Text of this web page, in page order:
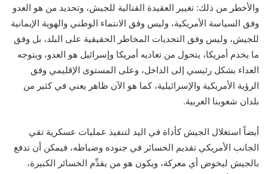
والأخطر من ذلك: تغيير العقيدة القتالية للجيش، وتحديد من هو العدو
وفق السياسة الأمريكية، وليس وفق الانتماء الوطني والهوية الإيمانية
للجيش، وليس وفق التحديات المخاطر الحقيقية على البلد، بل وفق
ما يخدم أمريكا، يتحول من تعاديه أمريكا وإسرائيل هو العدو، ويتوجه
العداء بشكل رئيسي إلى الداخل، وعلى المستوى الإقليمي وفق
الرؤية الأمريكية والإسرائيلية، كما هو الآن ظاهر يعني في كثير من
بلدان شعوبنا العربية.
أيضاً استغلال الجيش كأداة في اليد لتنفيذ عمليات عسكرية تقي
الجانب الأمريكي تقديم الخسائر في جنوده وضباطه، فيمكن أن تدفع
بالجيش ليخوض أي معركة، ويكون هو من يقدِّم الخسائر الكبيرة،